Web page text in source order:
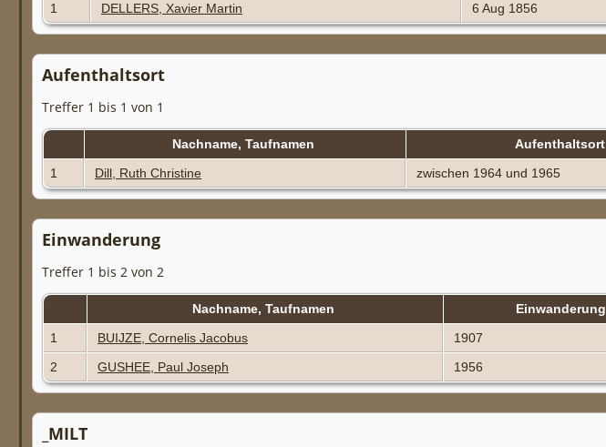
1
DELLERS, Xavier Martin 6 Aug 1856
Aufenthaltsort
Treffer 1 bis 1 von 1
Nachname, Taufnamen Aufenthaltsort
1
Dill, Ruth Christine zwischen 1964 und 1965
Einwanderung
Treffer 1 bis 2 von 2
Nachname, Taufnamen Einwanderung
1
BUIJZE, Cornelis Jacobus 1907
2
GUSHEE, Paul Joseph 1956
_MILT